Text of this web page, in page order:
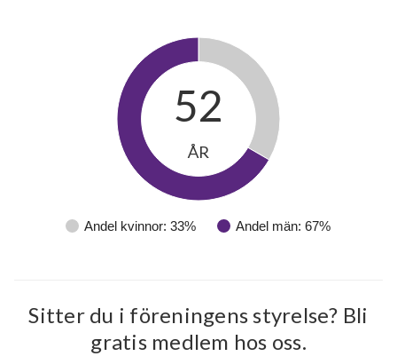
Andel kvinnor: 33% Andel män: 67%
52
ÅR
Sitter du i föreningens styrelse? Bli
gratis medlem hos oss.